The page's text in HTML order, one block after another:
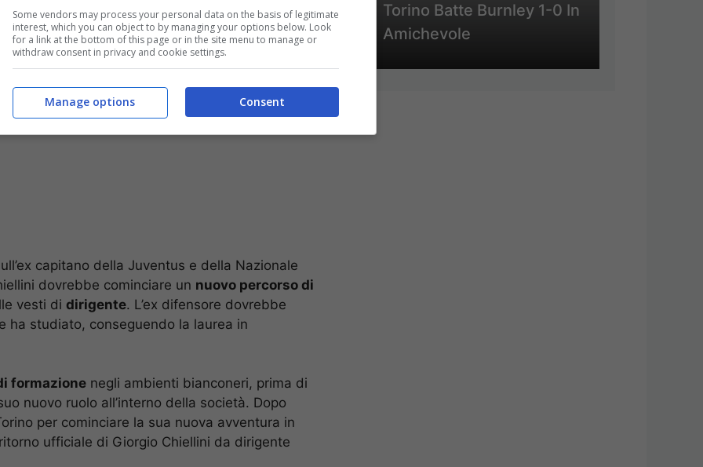
capitano della Juventus e della Nazionale
dovrebbe cominciare un nuovo percorso di
vesti di dirigente. L’ex difensore dovrebbe
ha studiato, conseguendo la laurea in
formazione negli ambienti bianconeri, prima di
nuovo ruolo all’interno della società. Dopo
per cominciare la sua nuova avventura in
ufficiale di Giorgio Chiellini da dirigente
Torino Batte Burnley 1-0 In
Amichevole
Some vendors may process your personal data on the basis of legitimate
interest, which you can object to by managing your options below. Look
for a link at the bottom of this page or in the site menu to manage or
withdraw consent in privacy and cookie settings.
Consent
Manage options